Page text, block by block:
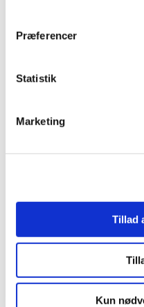
Præferencer
Statistik
Marketing
Tillad
Kun
”Tusind tak for jeres
virkelig hjulpet mig
Pårørende til person
”Tusind tak for en
podcast. Det er så
italesætte dette emne
og berøringsangsten
sted at søge hen, når
Efterladt, mistede
Her sker det: